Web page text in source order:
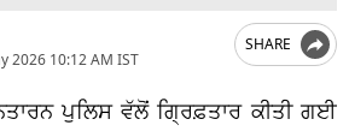
2026 10:12 AM IST
SHARE
ਪੁਲਿਸ ਵੱਲੋਂ ਗ੍ਰਿਫ਼ਤਾਰ ਕੀਤੀ ਗਈ